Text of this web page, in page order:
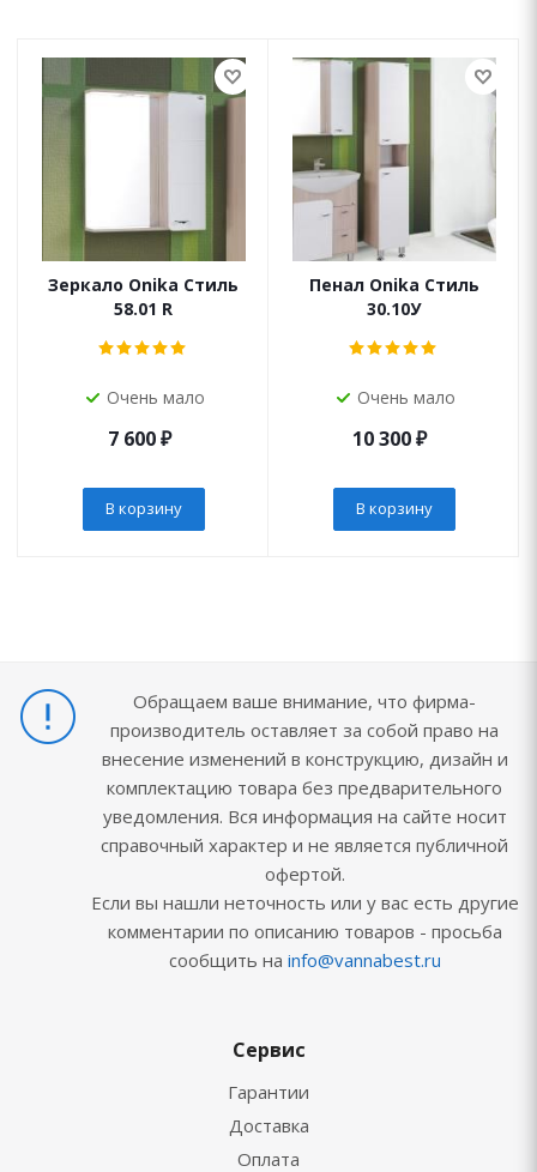
Зеркало Onika Стиль
58.01 R
Очень мало
7 600₽
В корзину
Пенал Onika Стиль
30.10У
Очень мало
10 300₽
В корзину
Обращаем ваше внимание, что фирма-
производитель оставляет за собой право на
внесение изменений в конструкцию, дизайн и
комплектацию товара без предварительного
уведомления. Вся информация на сайте носит
справочный характер и не является публичной
офертой.
Если вы нашли неточность или у вас есть другие
комментарии по описанию товаров - просьба
сообщить на info@vannabest.ru
Сервис
Гарантии
Доставка
Оплата